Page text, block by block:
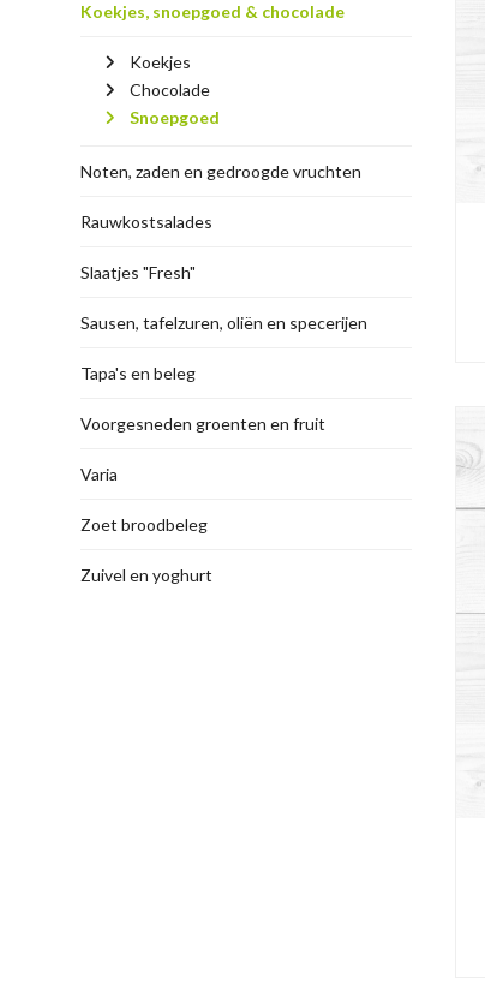
Koekjes, snoepgoed & chocolade
Koekjes
Chocolade
Snoepgoed
Noten, zaden en gedroogde vruchten
Rauwkostsalades
Slaatjes "Fresh"
Sausen, tafelzuren, oliën en specerijen
Tapa's en beleg
Voorgesneden groenten en fruit
Varia
Zoet broodbeleg
Zuivel en yoghurt